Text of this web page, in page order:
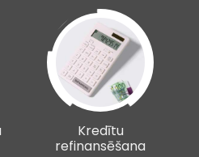
Kredītu
refinansēšana